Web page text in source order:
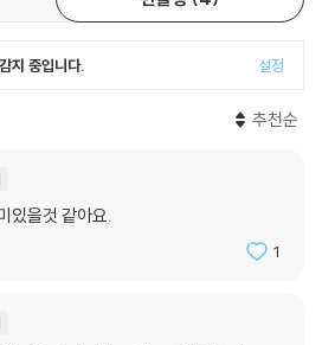
지냈던 경험이나 『정글북』을 읽으며 모글리
꿈꾸었고 인도네시아로 떠나기도 전부터 자
‘비숲’이라 불렀을 정도로 마음의 준비를 단
호락호락하지 않았다. 외지인을 경계하는
연구에 비협조적인 긴팔원숭이들과도 사투
폭우 속에서 두 발로 비탈진 진흙탕 길을
의 긴팔원숭이 무리에게 관찰 연구에 대한
지 중입니다. 설정
추천순
있을것 같아요.
1